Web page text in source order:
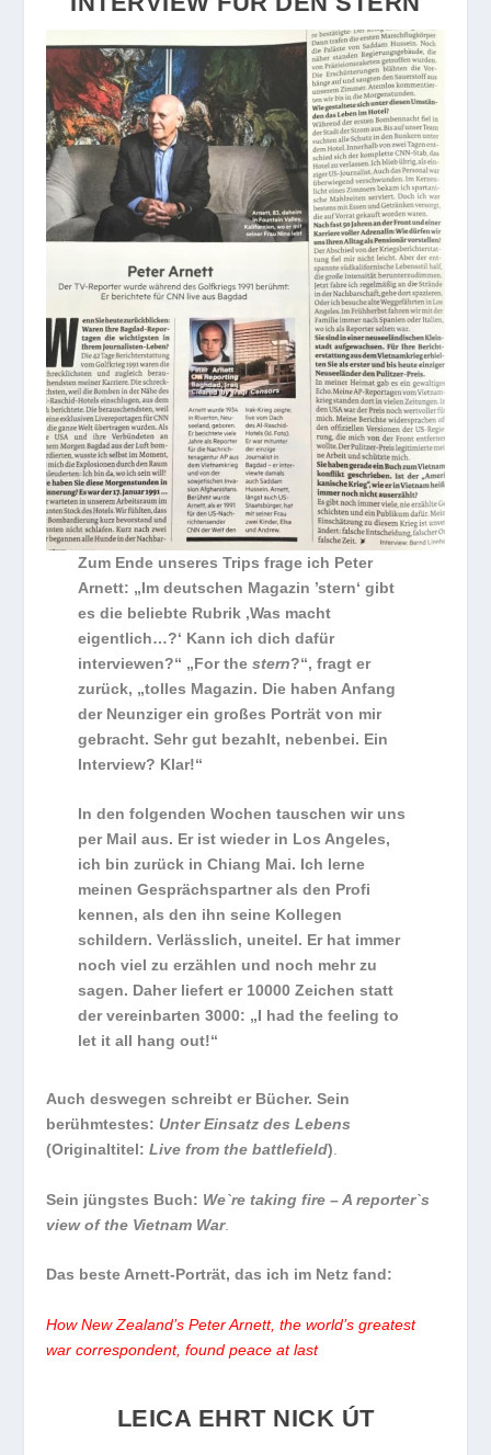
Zum Ende unseres Trips frage ich Peter
Arnett: „Im deutschen Magazin ’stern‘ gibt
es die beliebte Rubrik ‚Was macht
eigentlich…?‘ Kann ich dich dafür
interviewen?“ „For thestern?“, fragt er
zurück, „tolles Magazin. Die haben Anfang
der Neunziger ein großes Porträt von mir
gebracht. Sehr gut bezahlt, nebenbei. Ein
Interview? Klar!“
In den folgenden Wochen tauschen wir uns
per Mail aus. Er ist wieder in Los Angeles,
ich bin zurück in Chiang Mai. Ich lerne
meinen Gesprächspartner als den Profi
kennen, als den ihn seine Kollegen
schildern. Verlässlich, uneitel. Er hat immer
noch viel zu erzählen und noch mehr zu
sagen. Daher liefert er 10000 Zeichen statt
der vereinbarten 3000: „I had the feeling to
let it all hang out!“
Auch deswegen schreibt er Bücher. Sein
berühmtestes: Unter Einsatz des Lebens
(Originaltitel:Live from the battlefield).
Sein jüngstes Buch: We`re taking fire – A reporter`s
view of the Vietnam War.
Das beste Arnett-Porträt, das ich im Netz fand:
How New Zealand’s Peter Arnett, the world’s greatest
war correspondent, found peace at last
LEICA EHRT NICK ÚT